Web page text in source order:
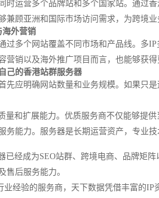
时运营多个品牌站和多个国家站。通过
兼顾亚洲和国际市场访问需求，为跨境业
海外营销
过多个网站覆盖不同市场和产品线。多
营销以及海外推广项目而言，也能够获得
己的香港站群服务器
先应明确网站数量和业务规模。如果只
量和扩展能力。优质服务商不仅能够提
务能力。服务器是长期运营资产，专业
已经成为SEO站群、跨境电商、品牌矩
售后服务能力。
业经验的服务商，天下数据凭借丰富的